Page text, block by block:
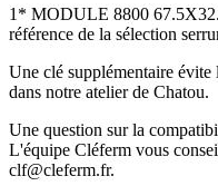
1* MODULE 8800
référence de la sélection
Une clé supplémentaire évite
dans notre atelier de Chatou.
Une question sur la
L'équipe Cléferm vous
clf@cleferm.fr.